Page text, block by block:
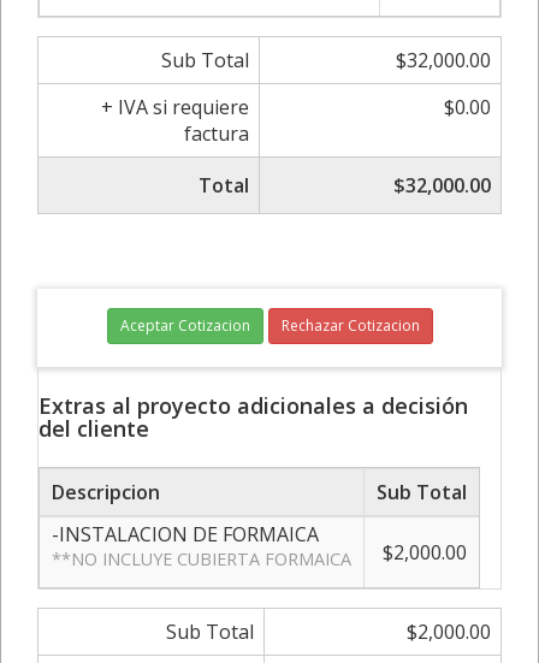
Sub Total
$32,000.00
+ IVA si requiere
factura
$0.00
Total $32,000.00
Aceptar Cotizacion Rechazar Cotizacion
Extras al proyecto adicionales a decisión
del cliente
Descripcion
Sub Total
-INSTALACION DE FORMAICA
**NO INCLUYE CUBIERTA FORMAICA $2,000.00
Sub Total
$2,000.00